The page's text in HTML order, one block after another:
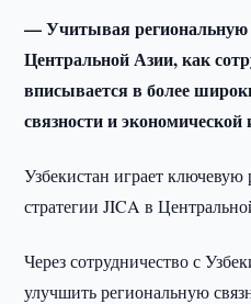
— Учитывая региональную
Центральной Азии, как
вписывается в более
связности и экономической
Узбекистан играет ключевую
стратегии JICA в
Через сотрудничество с
улучшить региональную